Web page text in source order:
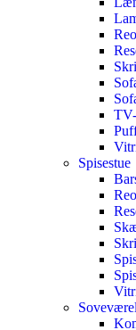
Spisestue